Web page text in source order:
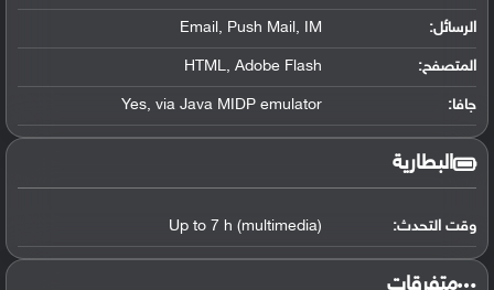
الرسائل: Email, Push Mail, IM
المتصفح: HTML, Adobe Flash
جافا: Yes, via Java MIDP emulator
البطارية
وقت التحدث: Up to 7 h (multimedia)